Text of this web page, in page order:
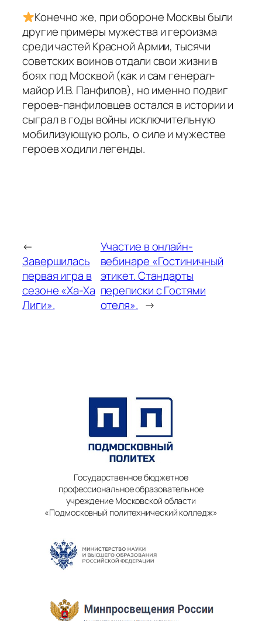
Конечно же, при обороне Москвы были
другие примеры мужества и героизма
среди частей Красной Армии, тысячи
советских воинов отдали свои жизни в
боях под Москвой (как и сам генерал-
майор И.В. Панфилов), но именно подвиг
героев-панфиловцев остался в истории и
сыграл в годы войны исключительную
мобилизующую роль, о силе и мужестве
героев ходили легенды.
←
Завершилась
первая игра в
сезоне «Ха-Ха
Лиги».
Участие в онлайн-
вебинаре «Гостиничный
этикет. Стандарты
переписки с Гостями
отеля». →
Государственное бюджетное
профессиональное образовательное
учреждение Московской области
«Подмосковный политехнический колледж»